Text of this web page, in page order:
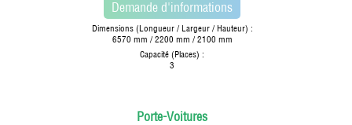
Demande d'informations
Dimensions (Longueur / Largeur / Hauteur) :
6570 mm / 2200 mm / 2100 mm
Capacité (Places) :
3
Porte-Voitures